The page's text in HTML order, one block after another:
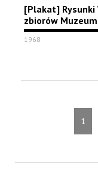
[Plakat] Rysunki
zbiorów
1968
1